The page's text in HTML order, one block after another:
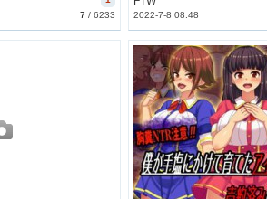
7 / 6233 2022-7-8 08:48